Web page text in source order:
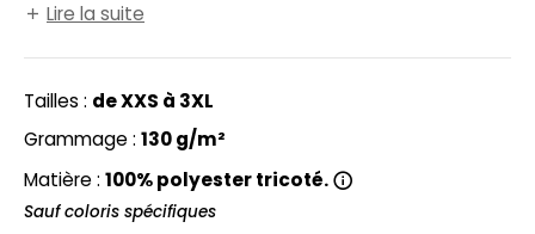
MODULABLES
LABEL / TEAR AWAY
BY PROMODORO
HALES
ROW
rapide. Respirant. Manches montées. Sans étiquette
Lire la suite
Tailles : de XXS à 3XL
Grammage : 130 g/m²
Matière : 100% polyester tricoté.
Sauf coloris spécifiques